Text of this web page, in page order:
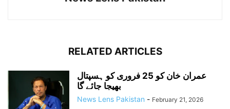
RELATED ARTICLES
عمران خان کو 25 فروری کو ہسپتال
بھیجا جائے گا
News Lens Pakistan - February 21, 2026